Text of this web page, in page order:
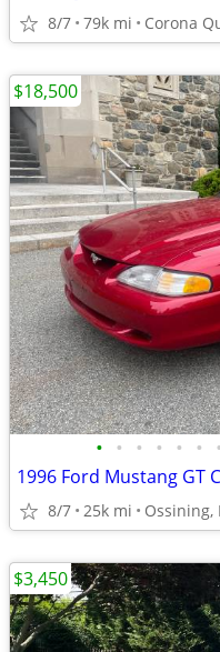
8/7 79k mi Corona
• • • • • • •
8/7 25k mi Ossining,
$18,500
$3,450